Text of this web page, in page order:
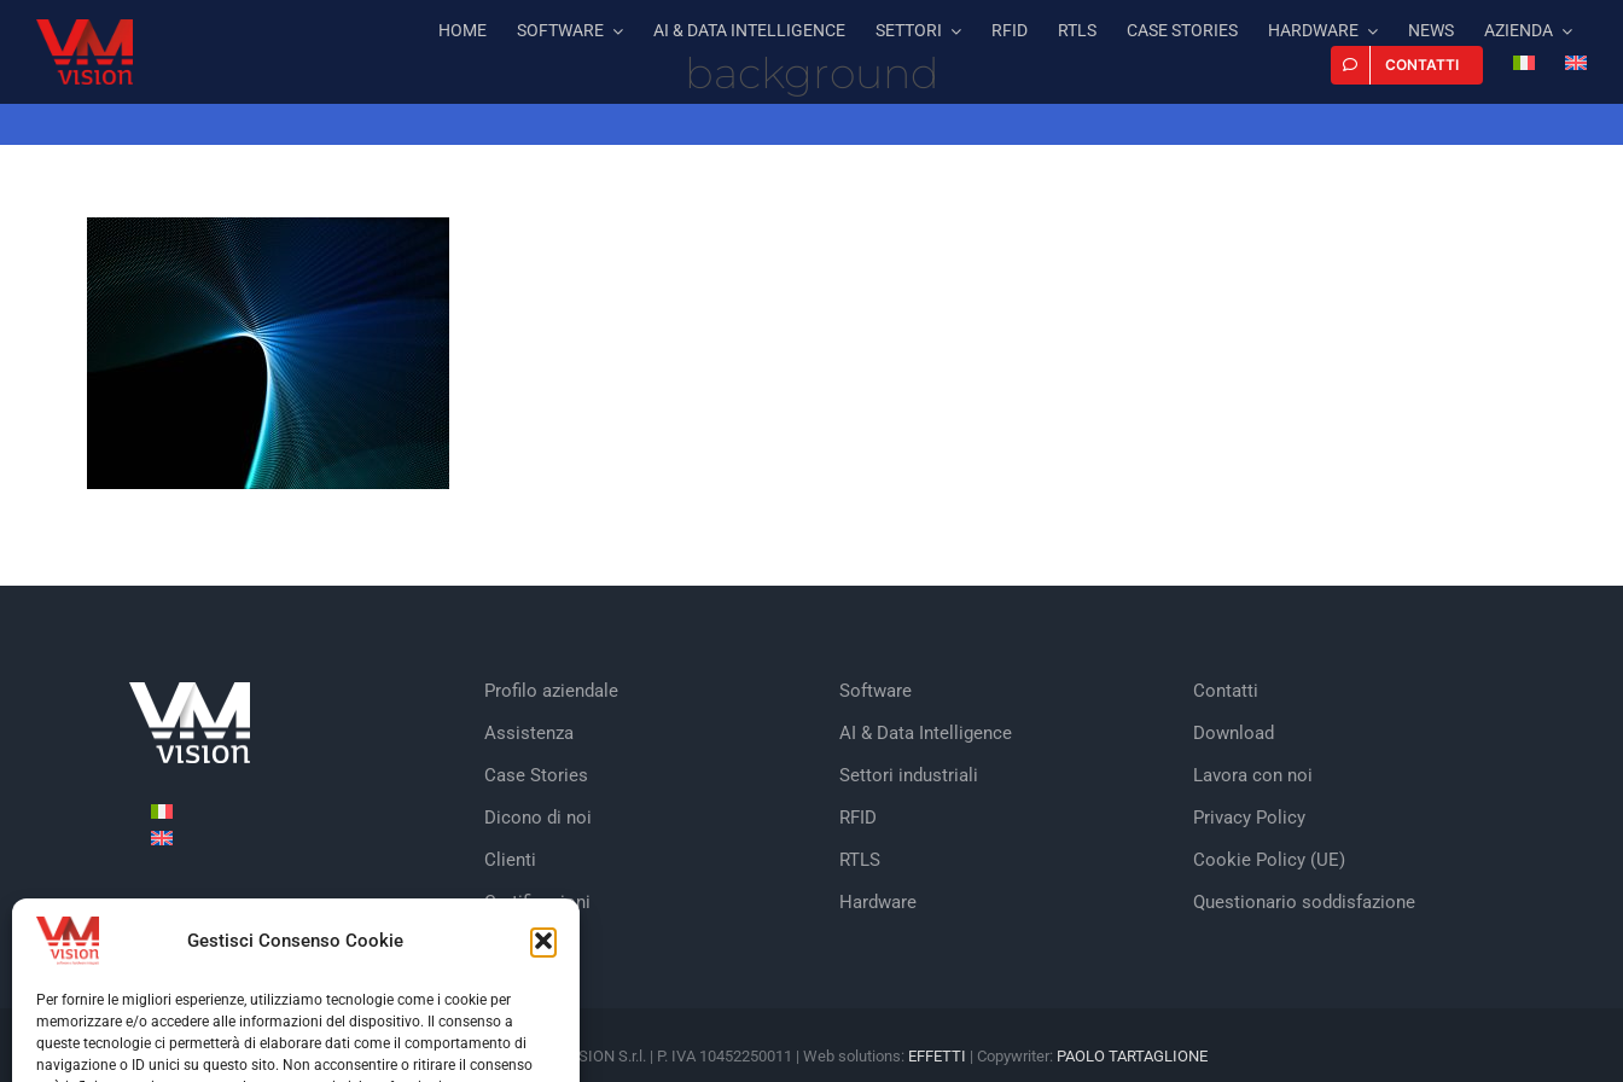
Gestisci Consenso Cookie
Per fornire le migliori esperienze, utilizziamo tecnologie come i cookie per
memorizzare e/o accedere alle informazioni del dispositivo. Il consenso a
queste tecnologie ci permetterà di elaborare dati come il comportamento di
navigazione o ID unici su questo sito. Non acconsentire o ritirare il consenso
contenuto
HOME SOFTWARE AI & DATA INTELLIGENCE SETTORI RFID RTLS CASE STORIES HARDWARE NEWS AZIENDA
CONTATTI
background
Profilo aziendale
Assistenza
Case Stories
Dicono di noi
Clienti
Certificazioni
Software
AI & Data Intelligence
Settori industriali
RFID
RTLS
Hardware
Contatti
Download
Lavora con noi
Privacy Policy
Cookie Policy (UE)
Questionario soddisfazione
© Copyright 2026 VM VISION S.r.l. | P. IVA 10452250011 | Web solutions: EFFETTI | Copywriter: PAOLO TARTAGLIONE